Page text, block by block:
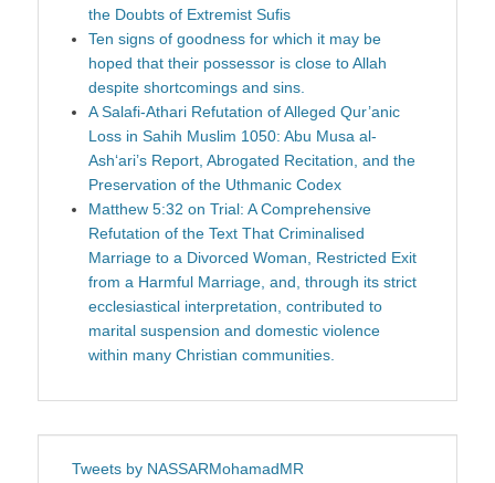
the Doubts of Extremist Sufis
Ten signs of goodness for which it may be
hoped that their possessor is close to Allah
despite shortcomings and sins.
A Salafi-Athari Refutation of Alleged Qur’anic
Loss in Sahih Muslim 1050: Abu Musa al-
Ash‘ari’s Report, Abrogated Recitation, and the
Preservation of the Uthmanic Codex
Matthew 5:32 on Trial: A Comprehensive
Refutation of the Text That Criminalised
Marriage to a Divorced Woman, Restricted Exit
from a Harmful Marriage, and, through its strict
ecclesiastical interpretation, contributed to
marital suspension and domestic violence
within many Christian communities.
Tweets by NASSARMohamadMR